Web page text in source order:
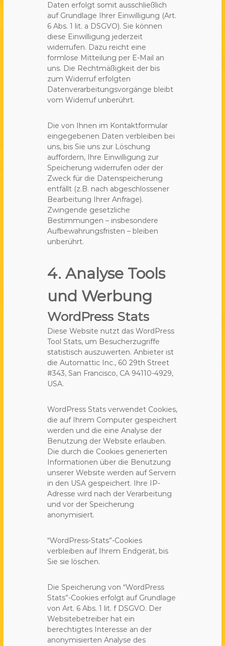
Daten erfolgt somit ausschließlich
auf Grundlage Ihrer Einwilligung (Art.
6 Abs. 1 lit. a DSGVO). Sie können
diese Einwilligung jederzeit
widerrufen. Dazu reicht eine
formlose Mitteilung per E-Mail an
uns. Die Rechtmäßigkeit der bis
zum Widerruf erfolgten
Datenverarbeitungsvorgänge bleibt
vom Widerruf unberührt.
Die von Ihnen im Kontaktformular
eingegebenen Daten verbleiben bei
uns, bis Sie uns zur Löschung
auffordern, Ihre Einwilligung zur
Speicherung widerrufen oder der
Zweck für die Datenspeicherung
entfällt (z.B. nach abgeschlossener
Bearbeitung Ihrer Anfrage).
Zwingende gesetzliche
Bestimmungen – insbesondere
Aufbewahrungsfristen – bleiben
unberührt.
4. Analyse Tools
und Werbung
WordPress Stats
Diese Website nutzt das WordPress
Tool Stats, um Besucherzugriffe
statistisch auszuwerten. Anbieter ist
die Automattic Inc., 60 29th Street
#343, San Francisco, CA 94110-4929,
USA.
WordPress Stats verwendet Cookies,
die auf Ihrem Computer gespeichert
werden und die eine Analyse der
Benutzung der Website erlauben.
Die durch die Cookies generierten
Informationen über die Benutzung
unserer Website werden auf Servern
in den USA gespeichert. Ihre IP-
Adresse wird nach der Verarbeitung
und vor der Speicherung
anonymisiert.
“WordPress-Stats”-Cookies
verbleiben auf Ihrem Endgerät, bis
Sie sie löschen.
Die Speicherung von “WordPress
Stats”-Cookies erfolgt auf Grundlage
von Art. 6 Abs. 1 lit. f DSGVO. Der
Websitebetreiber hat ein
berechtigtes Interesse an der
anonymisierten Analyse des